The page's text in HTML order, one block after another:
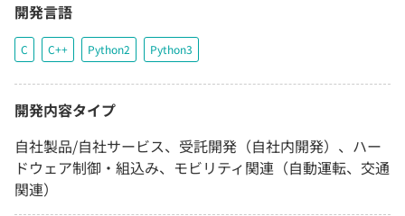
開発言語
C C++ Python2 Python3
開発内容タイプ
自社製品/自社サービス、受託開発（自社内開発）、ハー
ドウェア制御・組込み、モビリティ関連（自動運転、交通
関連）